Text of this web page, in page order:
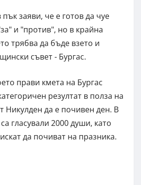
заяви, че е готов да чуе
и "против", но в крайна
трябва да бъде взето и
съвет - Бургас.
прави кмета на Бургас
резултат в полза на
Никулден да е почивен ден. В
гласували 2000 души, като
да почиват на празника.